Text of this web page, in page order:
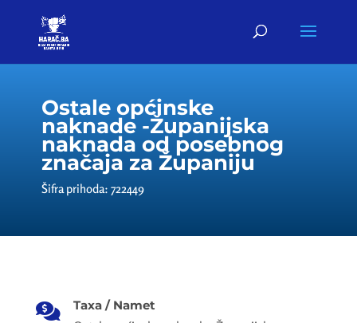
Ostale općinske
naknade -Županijska
naknada od posebnog
značaja za Županiju
Šifra prihoda: 722449
 Taxa / Namet